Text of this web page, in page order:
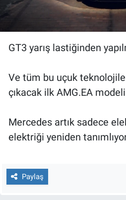
GT3 yarış lastiğinden
Ve tüm bu uçuk
çıkacak ilk AMG.EA
Mercedes artık sadece
elektriği yeniden
Paylaş